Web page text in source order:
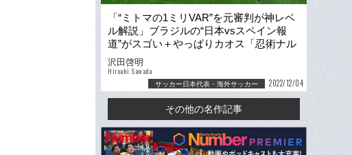
「“ミトマの1ミリVAR”を元審判が神レベ
ル解説」ブラジルの“日本vsスペイン報
道”がスゴい＋やっぱりカオス「忍術ナル
ト魂だ！」
沢田啓明
Hiroaki Sawada
サッカー日本代表・海外サッカー 2022/12/04
その他の名作記事